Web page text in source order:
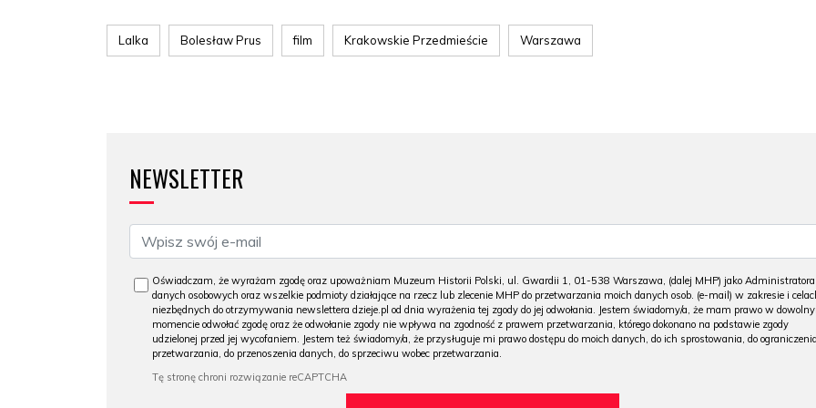
Lalka Bolesław Prus film Krakowskie Przedmieście Warszawa
NEWSLETTER
Oświadczam, że wyrażam zgodę oraz upoważniam Muzeum Historii Polski, ul. Gwardii 1, 01-538 Warszawa, (dalej MHP) jako Administratora
danych osobowych oraz wszelkie podmioty działające na rzecz lub zlecenie MHP do przetwarzania moich danych osob. (e-mail) w zakresie i
niezbędnych do otrzymywania newslettera dzieje.pl od dnia wyrażenia tej zgody do jej odwołania. Jestem świadomy/a, że mam prawo w
momencie odwołać zgodę oraz że odwołanie zgody nie wpływa na zgodność z prawem przetwarzania, którego dokonano na podstawie zgody
udzielonej przed jej wycofaniem. Jestem też świadomy/a, że przysługuje mi prawo dostępu do moich danych, do ich sprostowania, do ograniczenia
przetwarzania, do przenoszenia danych, do sprzeciwu wobec przetwarzania.